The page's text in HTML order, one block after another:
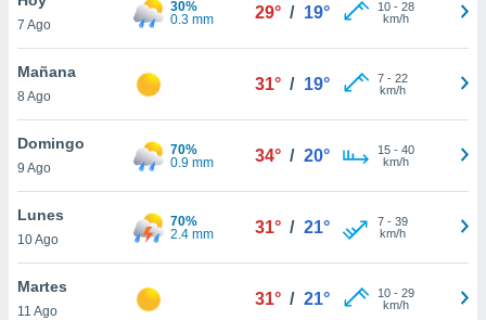
en
más
nuestra
de
7 Ago
30%
0.3 mm
29° / 19° 10- 28
km/h
Mañana
8 Ago
31° / 19° 7- 22
km/h
Domingo
9 Ago
70%
0.9 mm
34° / 20° 15- 40
km/h
Lunes
10 Ago
70%
2.4 mm
31° / 21° 7- 39
km/h
Martes
11 Ago
31° / 21° 10- 29
km/h